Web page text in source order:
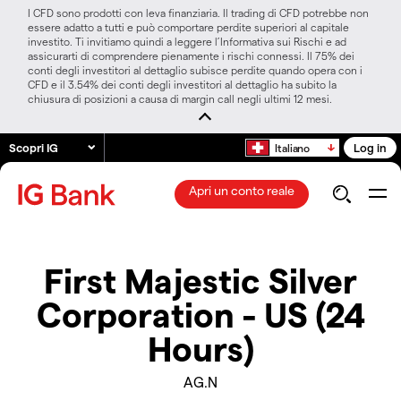
I CFD sono prodotti con leva finanziaria. Il trading di CFD potrebbe non
essere adatto a tutti e può comportare perdite superiori al capitale
investito. Ti invitiamo quindi a leggere l’Informativa sui Rischi e ad
assicurarti di comprendere pienamente i rischi connessi. Il 75% dei
conti degli investitori al dettaglio subisce perdite quando opera con i
CFD e il 3.54% dei conti degli investitori al dettaglio ha subito la
chiusura di posizioni a causa di margin call negli ultimi 12 mesi.
Scopri IG Italiano Log in
Apri un conto reale
First Majestic Silver
Corporation - US (24
Hours)
AG.N